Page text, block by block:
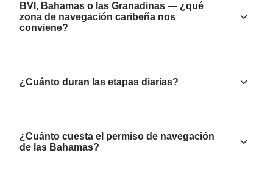
BVI, Bahamas o las Granadinas — ¿qué
zona de navegación caribeña nos
conviene?
¿Cuánto duran las etapas diarias?
¿Cuánto cuesta el permiso de navegación
de las Bahamas?